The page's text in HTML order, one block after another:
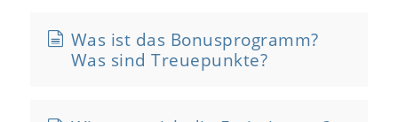
Was ist das Bonusprogramm?
Was sind Treuepunkte?